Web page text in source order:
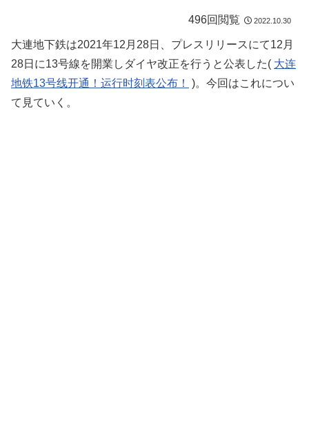
496回閲覧 2022.10.30
大連地下鉄は2021年12月28日、プレスリリースにて12月
28日に13号線を開業しダイヤ改正を行うと公表した( 大连
地铁13号线开通！运行时刻表公布！
)。今回はこれについ
て見ていく。